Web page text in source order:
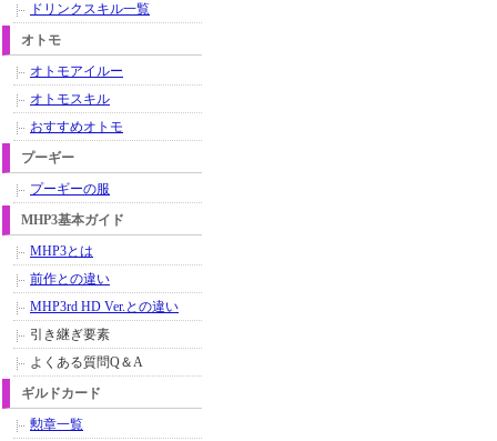
ドリンクスキル一覧
オトモ
オトモアイルー
オトモスキル
おすすめオトモ
プーギー
プーギーの服
MHP3基本ガイド
MHP3とは
前作との違い
MHP3rd HD Ver.との違い
引き継ぎ要素
よくある質問Q＆A
ギルドカード
勲章一覧